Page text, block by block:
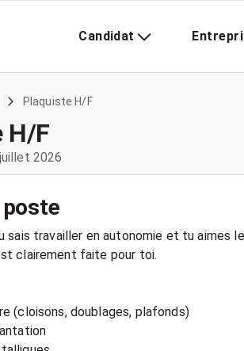
Candidat
Plaquiste H/F
H/F
2026
sais travailler en autonomie et tu aimes
clairement faite pour toi.
(cloisons, doublages, plafonds)